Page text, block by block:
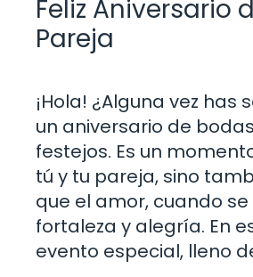
Feliz Aniversario
Pareja
¡Hola! ¿Alguna vez
un aniversario de
festejos. Es un
tú y tu pareja, sino
que el amor, cuando
fortaleza y alegría. En
evento especial, lleno